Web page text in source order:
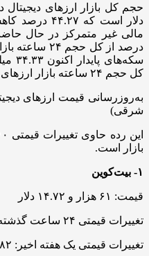
دلار است که
درصد از کل
کل حجم ۲۴ ساعته بازار ارزهای دیجیتال را تشکیل می‌دهد.
شرقی)
بازار است.
۱- بیت‌کوین
قیمت: ۶۱ هزار و ۱۴.۷۲ دلار
تغییرات قیمتی ۲۴ ساعت گذشته: ۰.۲۷ درصد افزایش
تغییرات قیمتی یک هفته اخیر: ۳.۸۲ درصد کاهش